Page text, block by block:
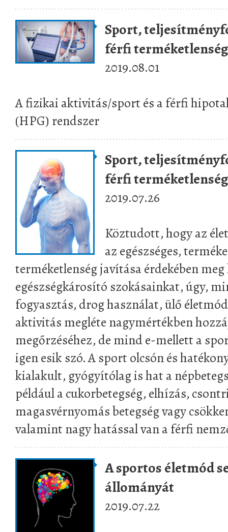
Sport,
férfi
2019.08.01
A fizikai aktivitás/sport és a férfi
(HPG) rendszer
Sport,
férfi terméketlenség
2019.07.26
Köztudott, hogy az
az egészséges,
terméketlenség javítása érdekében
egészségkárosító szokásainkat, úgy,
fogyasztás, drog használat, ülő
aktivitás megléte nagymértékben
megőrzéséhez, de mind e-mellett a
igen esik szó. A sport olcsón és
kialakult, gyógyítólag is hat a
például a cukorbetegség, elhízás,
magasvérnyomás betegség vagy
valamint nagy hatással van a férfi
A sportos életmód
állományát
2019.07.22